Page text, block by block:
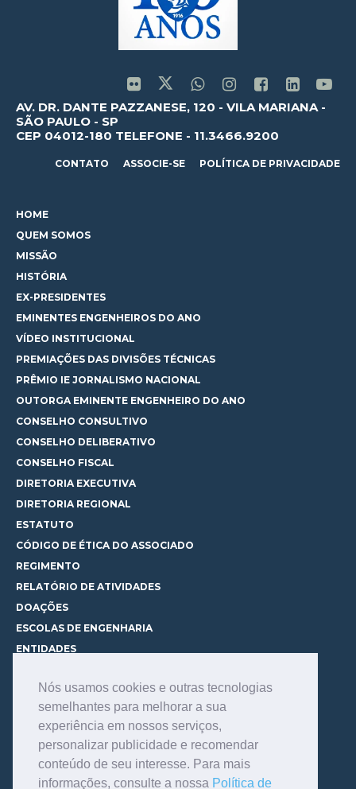
Nós usamos cookies e outras tecnologias
semelhantes para melhorar a sua
experiência em nossos serviços,
personalizar publicidade e recomendar
conteúdo de seu interesse. Para mais
informações, consulte a nossa Política de
AV. DR. DANTE PAZZANESE, 120 - VILA MARIANA -
SÃO PAULO - SP
CEP 04012-180 TELEFONE - 11.3466.9200
CONTATO ASSOCIE-SE POLÍTICA DE PRIVACIDADE
HOME
QUEM SOMOS
MISSÃO
HISTÓRIA
EX-PRESIDENTES
EMINENTES ENGENHEIROS DO ANO
VÍDEO INSTITUCIONAL
PREMIAÇÕES DAS DIVISÕES TÉCNICAS
PRÊMIO IE JORNALISMO NACIONAL
OUTORGA EMINENTE ENGENHEIRO DO ANO
CONSELHO CONSULTIVO
CONSELHO DELIBERATIVO
CONSELHO FISCAL
DIRETORIA EXECUTIVA
DIRETORIA REGIONAL
ESTATUTO
CÓDIGO DE ÉTICA DO ASSOCIADO
REGIMENTO
RELATÓRIO DE ATIVIDADES
DOAÇÕES
ESCOLAS DE ENGENHARIA
ENTIDADES
CURSOS
CONHEÇA OS CURSOS
CENTRAL DE MENTORIA
CONTATO